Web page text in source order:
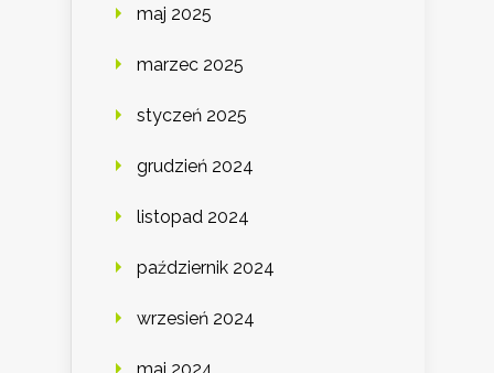
maj 2025
marzec 2025
styczeń 2025
grudzień 2024
listopad 2024
październik 2024
wrzesień 2024
maj 2024